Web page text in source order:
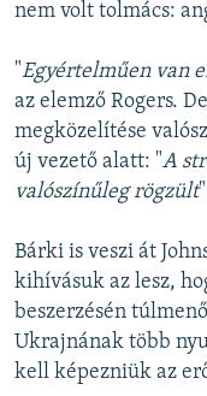
nem volt tolmács:
"Egyértelműen van
az elemző Rogers.
megközelítése
új vezető alatt: "A
valószínűleg rögzült
Bárki is veszi át
kihívásuk az lesz,
beszerzésén
Ukrajnának több
kell képezniük az